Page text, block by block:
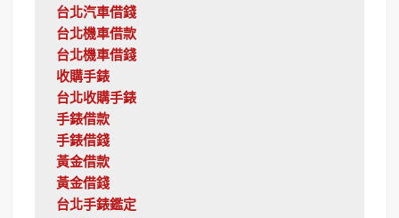
台北汽車借錢
台北機車借款
台北機車借錢
收購手錶
台北收購手錶
手錶借款
手錶借錢
黃金借款
黃金借錢
台北手錶鑑定